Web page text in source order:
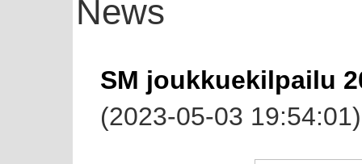
News
SM joukkuekilpailu
(2023-05-03 19:54:01)